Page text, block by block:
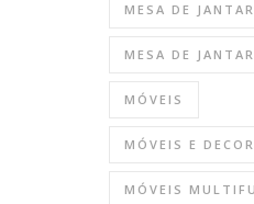
MESA DE JANTAR
MESA DE
MÓVEIS
MÓVEIS E
MÓVEIS